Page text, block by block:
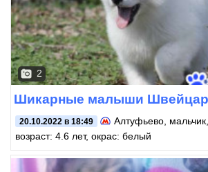
2
Шикарные малыши
20.10.2022 в 18:49 Алтуфьево , мальчик,
возраст: 4.6 лет, окрас: белый